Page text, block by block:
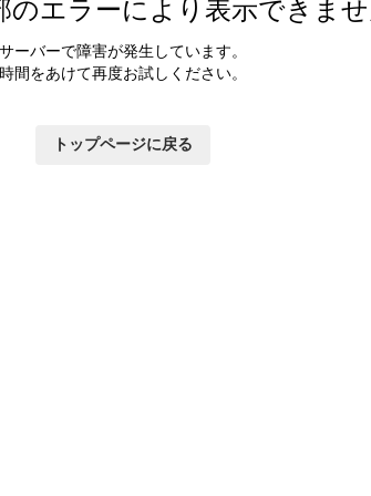
のエラーにより表示できま
サーバーで障害が発生しています。
時間をあけて再度お試しください。
トップページに戻る